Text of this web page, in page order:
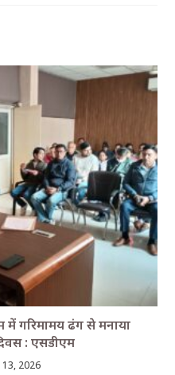
में गरिमामय ढंग से मनाया
: एसडीएम
13, 2026